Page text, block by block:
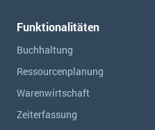
Funktionalitäten
Buchhaltung
Ressourcen­planung
Warenwirtschaft
Zeiterfassung